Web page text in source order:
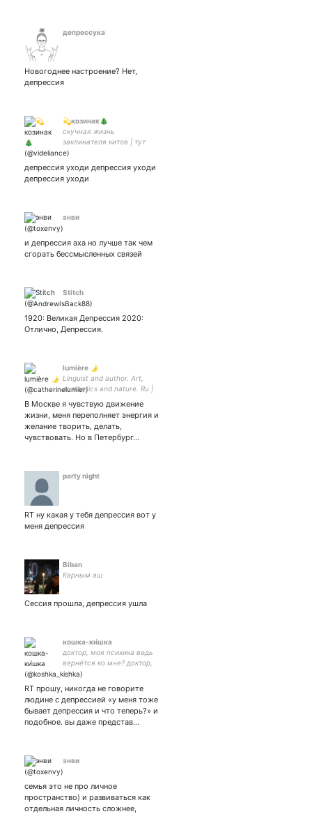
депрессука
Новогоднее настроение? Нет,
депрессия
💫козинак🎄
скучная жизнь
заклинателя китов | тут
пьют и ноют | ручка-сучка
депрессия уходи депрессия уходи
депрессия уходи
энви
и депрессия аха но лучше так чем
сгорать бессмысленных связей
Stitch
1920: Великая Депрессия 2020:
Отлично, Депрессия.
lumière 🌛
Linguist and author. Art,
aesthetics and nature. Ru |
ultraviolet unicorn, which
makes wishes come true. 🦄
❄️
В Москве я чувствую движение
жизни, меня переполняет энергия и
желание творить, делать,
чувствовать. Но в Петербург…
party night
RT ну какая у тебя депрессия вот у
меня депрессия
Biban
Карным аш
Сессия прошла, депрессия ушла
кошка-ки́шка
доктор, моя психика ведь
вернётся ко мне? доктор,
моя психика ведь вернётся
психика ведь вернётся ко
мне? доктор, моя психика...
неизлечима.
RT прошу, никогда не говорите
людине с депрессией «у меня тоже
бывает депрессия и что теперь?» и
подобное. вы даже представ…
энви
семья это не про личное
пространство) и развиваться как
отдельная личность сложнее,